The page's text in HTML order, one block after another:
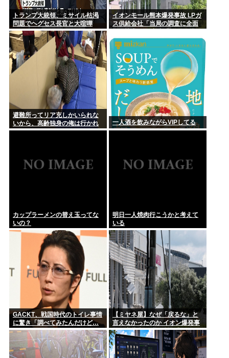
トランプ大統領、ミサイル枯渇
問題でヘグセス長官と大喧嘩
イオンモール熊本爆発事故 LPガ
ス供給会社「当局の調査に全面
の可能性が高いとする見解で一
致」と発表
避難所ってリア充しかいられな
いから、高齢独身の俺は行かれ
ないわ
一人酒を飲みながらVIPしてる
カップラーメンの替え玉ってな
いの？
明日一人焼肉行こうかと考えて
いる
GACKT、戦国時代のトイレ事情
に驚き「調べてみたんだけど…
エグくない？」
【ミヤネ屋】なぜ「戻るな」と
言えなかったのか イオン爆発事
故で斎藤幸平氏も逡巡「ボクも
できなかっただろうなあ」